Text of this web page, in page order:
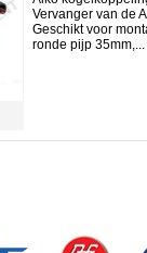
Vervanger van de
Geschikt voor
ronde pijp 35mm,...